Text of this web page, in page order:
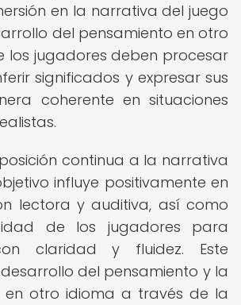
en la narrativa del juego
del pensamiento en otro
los jugadores deben procesar
significados y expresar sus
coherente en situaciones
continua a la narrativa
influye positivamente en
lectora y auditiva, así como
de los jugadores para
claridad y fluidez. Este
del pensamiento y la
en otro idioma a través de la